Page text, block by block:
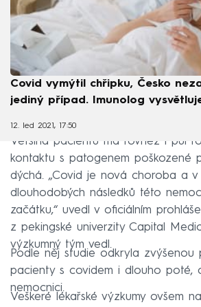
Covid vymýtil chřipku, Česko
jediný případ. Imunolog
12. led 2021, 17:50
Většina pacientů má rovněž i půl
kontaktu s patogenem poškozené
dýchá. „Covid je nová choroba a v
dlouhodobých následků této
začátku,“ uvedl v oficiálním
z pekingské univerzity Capital
výzkumný tým vedl.
Podle něj studie odkryla
pacienty s covidem i dlouho poté,
nemocnici.
Veškeré lékařské výzkumy ovšem